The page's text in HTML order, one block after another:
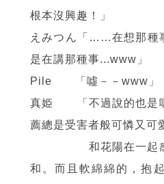
根本沒興趣！」
えみつん「……在想那
是在講那種事...www」
Pile 「噓－－www」
真姫 「不過說的也是
薦總是受害者般可憐又可
和花陽在一起感覺
和。而且軟綿綿的，抱